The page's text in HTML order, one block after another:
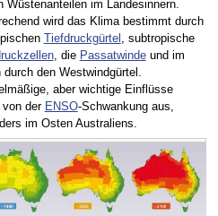
Wüstenanteilen im Landesinnern.
wird das Klima bestimmt durch
Tiefdruckgürtel , subtropische
, die Passatwindeund im
durch den Westwindgürtel.
aber wichtige Einflüsse
von der ENSO-Schwankung aus,
im Osten Australiens.